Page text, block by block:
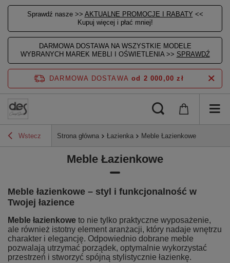
Sprawdź nasze >> AKTUALNE PROMOCJE I RABATY <<
Kupuj więcej i płać mniej!
DARMOWA DOSTAWA NA WSZYSTKIE MODELE
WYBRANYCH MAREK MEBLI I OŚWIETLENIA >> SPRAWDŹ
DARMOWA DOSTAWA od 2 000,00 zł
Wstecz Strona główna Łazienka Meble Łazienkowe
Meble Łazienkowe
Meble łazienkowe – styl i funkcjonalność w
Twojej łazience
Meble łazienkowe to nie tylko praktyczne wyposażenie,
ale również istotny element aranżacji, który nadaje wnętrzu
charakter i elegancję. Odpowiednio dobrane meble
pozwalają utrzymać porządek, optymalnie wykorzystać
przestrzeń i stworzyć spójną stylistycznie łazienkę.